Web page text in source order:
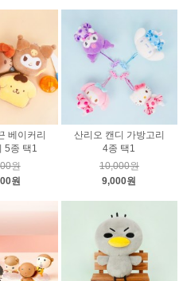
베이커리
5종 택1
원
원
산리오 캔디 가방고리
4종 택1
10,000원
9,000원